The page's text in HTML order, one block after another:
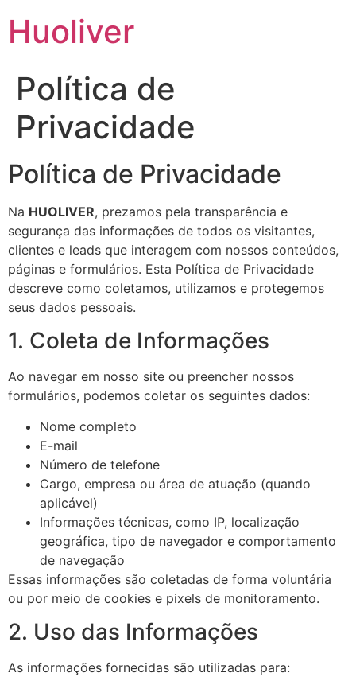
Huoliver
Política de
Privacidade
Política de Privacidade
Na HUOLIVER, prezamos pela transparência e
segurança das informações de todos os visitantes,
clientes e leads que interagem com nossos conteúdos,
páginas e formulários. Esta Política de Privacidade
descreve como coletamos, utilizamos e protegemos
seus dados pessoais.
1. Coleta de Informações
Ao navegar em nosso site ou preencher nossos
formulários, podemos coletar os seguintes dados:
Nome completo
E-mail
Número de telefone
Cargo, empresa ou área de atuação (quando
aplicável)
Informações técnicas, como IP, localização
geográfica, tipo de navegador e comportamento
de navegação
Essas informações são coletadas de forma voluntária
ou por meio de cookies e pixels de monitoramento.
2. Uso das Informações
As informações fornecidas são utilizadas para: